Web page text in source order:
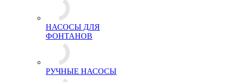
НАСОСЫ ДЛЯ
ФОНТАНОВ
РУЧНЫЕ НАСОСЫ